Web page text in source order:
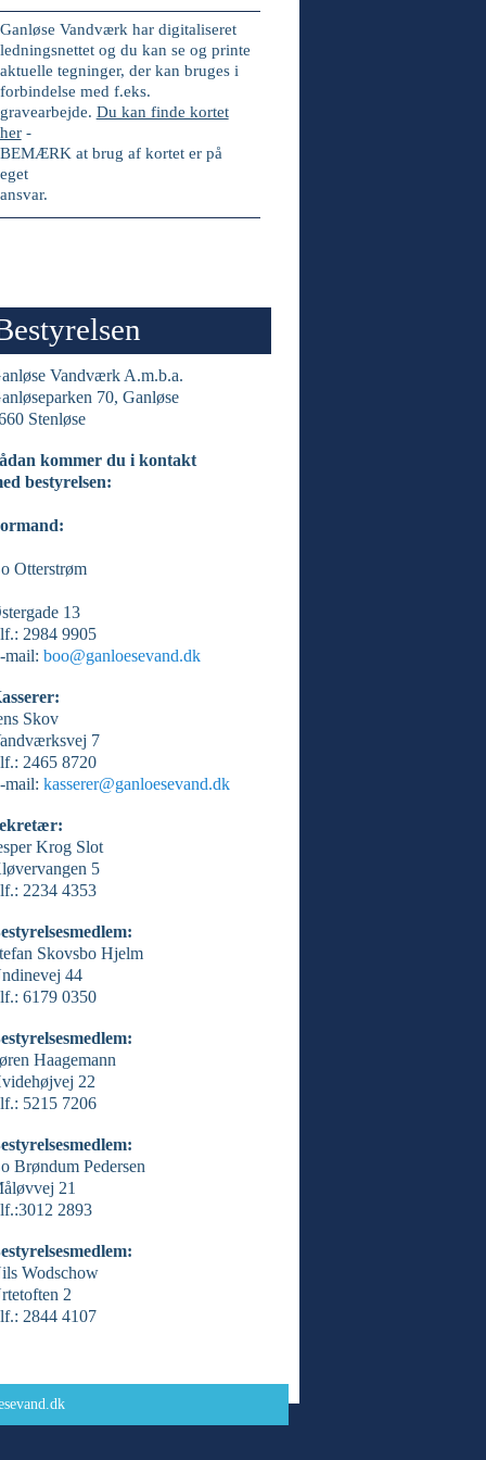
Ganløse Vandværk har digitaliseret
ledningsnettet og du kan se og printe
aktuelle tegninger, der kan bruges i
forbindelse med f.eks.
gravearbejde. Du kan finde kortet
her-
BEMÆRK at brug af kortet er på
eget
ansvar.
Vandværk A.m.b.a.
70, Ganløse
Stenløse
kommer du i kontakt
bestyrelsen:
Otterstrøm
13
2984 9905
mail: boo@ganloesevand.dk
Skov
7
2465 8720
mail: kasserer@ganloesevand.dk
Krog Slot
5
2234 4353
Skovsbo Hjelm
44
6179 0350
Haagemann
22
5215 7206
Brøndum Pedersen
21
2893
Wodschow
2
2844 4107